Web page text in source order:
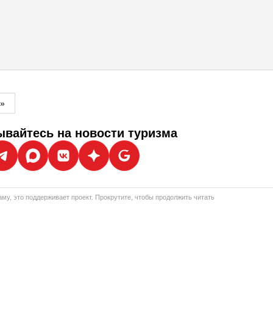
на новости туризма
это поддерживает проект. Прокрутите, чтобы продолжить читать